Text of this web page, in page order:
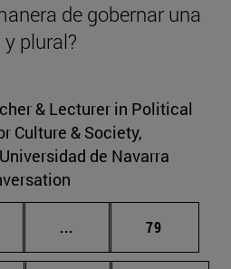
de gobernar una
plural?
& Lecturer in Political
Culture & Society,
de Navarra
... Páginas intermedias
Página
79